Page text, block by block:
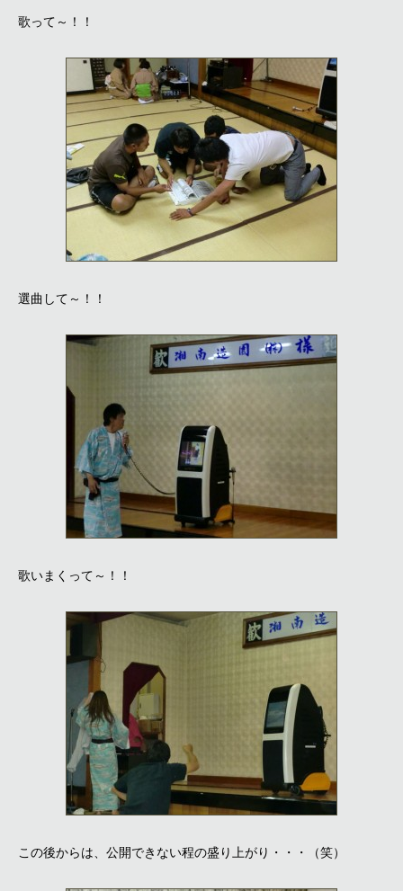
歌って～！！
選曲して～！！
歌いまくって～！！
この後からは、公開できない程の盛り上がり・・・（笑）